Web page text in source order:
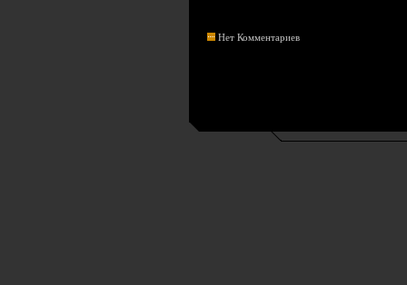
Нет Комментариев